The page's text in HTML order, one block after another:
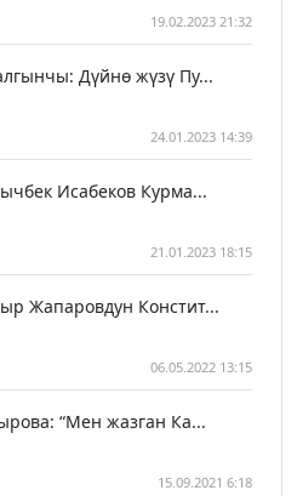
19.02.2023 21:32
Дүйнө жүзү Пу...
24.01.2023 14:39
Исабеков Курма...
21.01.2023 18:15
Жапаровдун Констит...
06.05.2022 13:15
“Мен жазган Ка...
15.09.2021 6:18